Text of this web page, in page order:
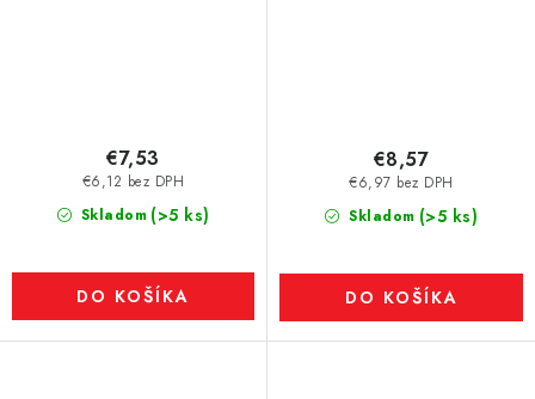
Skladom (>5 ks)
€6,12 bez DPH
€7,53
DO KOŠÍKA
Skladom (>5 ks)
€6,97 bez DPH
€8,57
DO KOŠÍKA